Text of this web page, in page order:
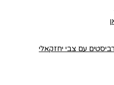
עם צבי יחזקאלי